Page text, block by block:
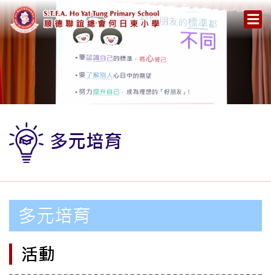
多元培育
多元培育
活動